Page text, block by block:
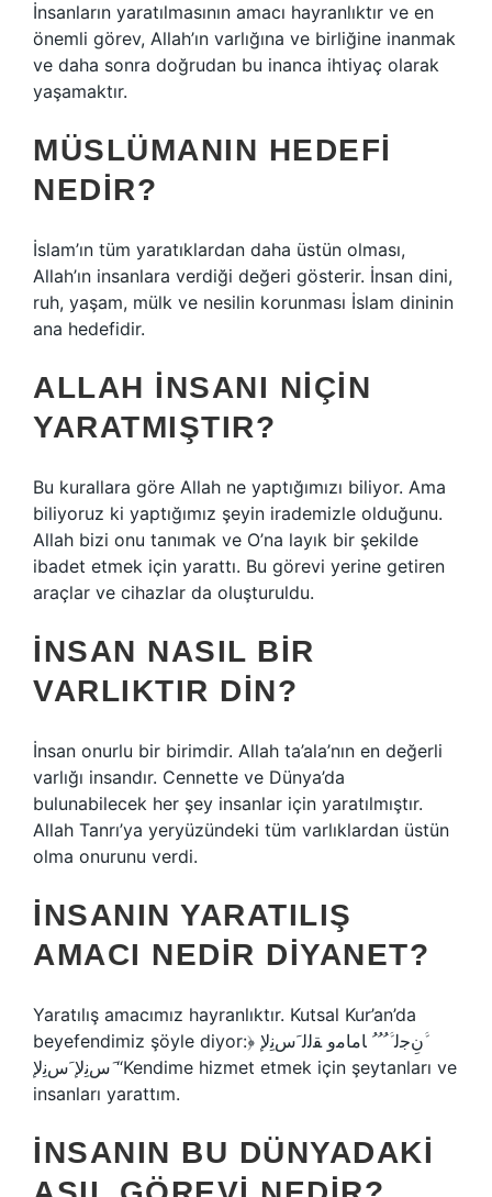
İnsanların yaratılmasının amacı hayranlıktır ve en
önemli görev, Allah’ın varlığına ve birliğine inanmak
ve daha sonra doğrudan bu inanca ihtiyaç olarak
yaşamaktır.
MÜSLÜMANIN HEDEFI
NEDIR?
İslam’ın tüm yaratıklardan daha üstün olması,
Allah’ın insanlara verdiği değeri gösterir. İnsan dini,
ruh, yaşam, mülk ve nesilin korunması İslam dininin
ana hedefidir.
ALLAH INSANI NIÇIN
YARATMIŞTIR?
Bu kurallara göre Allah ne yaptığımızı biliyor. Ama
biliyoruz ki yaptığımız şeyin irademizle olduğunu.
Allah bizi onu tanımak ve O’na layık bir şekilde
ibadet etmek için yarattı. Bu görevi yerine getiren
araçlar ve cihazlar da oluşturuldu.
İNSAN NASIL BIR
VARLIKTIR DIN?
İnsan onurlu bir birimdir. Allah ta’ala’nın en değerli
varlığı insandır. Cennette ve Dünya’da
bulunabilecek her şey insanlar için yaratılmıştır.
Allah Tanrı’ya yeryüzündeki tüm varlıklardan üstün
olma onurunu verdi.
İNSANIN YARATILIŞ
AMACI NEDIR DIYANET?
Yaratılış amacımız hayranlıktır. Kutsal Kur’an’da
beyefendimiz şöyle diyor:﴿ ﱠنِﺟﻟ ﱠ ُ ُ ُ ﺎﻣﺎﻣو ﻘﻟﻟ َسﻧِﻹ
َسﻧِﻹ َسﻧِﻹ “Kendime hizmet etmek için şeytanları ve
insanları yarattım.
İNSANIN BU DÜNYADAKI